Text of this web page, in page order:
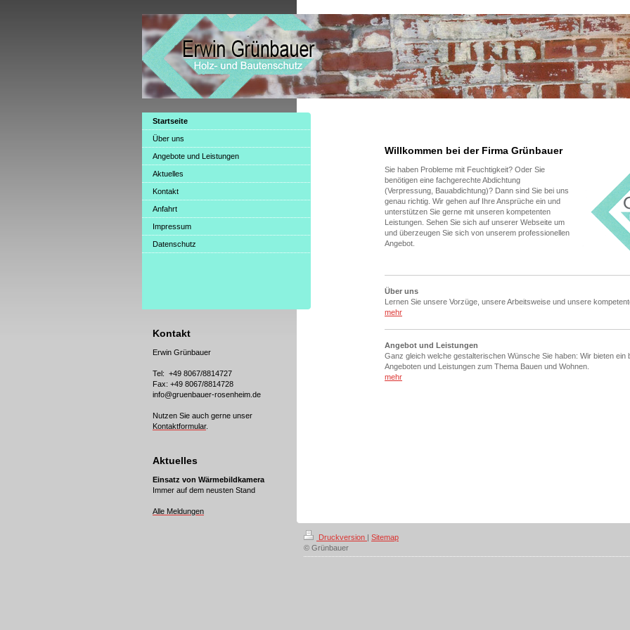
Willkommen bei der Firma Grünbauer
Sie haben Probleme mit Feuchtigkeit? Oder Sie
benötigen eine fachgerechte Abdichtung
(Verpressung, Bauabdichtung)? Dann sind Sie bei uns
genau richtig. Wir gehen auf Ihre Ansprüche ein und
unterstützen Sie gerne mit unseren kompetenten
Leistungen. Sehen Sie sich auf unserer Webseite um
und überzeugen Sie sich von unserem professionellen
Angebot.
Über uns
Lernen Sie unsere Vorzüge, unsere Arbeitsweise und unsere
mehr
Angebot und Leistungen
Ganz gleich welche gestalterischen Wünsche Sie haben: Wir bieten ein
Angeboten und Leistungen zum Thema Bauen und Wohnen.
mehr
Startseite
Über uns
Angebote und Leistungen
Aktuelles
Kontakt
Anfahrt
Impressum
Datenschutz
Kontakt
Erwin Grünbauer
Tel: +49 8067/8814727
Fax: +49 8067/8814728
info@gruenbauer-rosenheim.de
Nutzen Sie auch gerne unser
Kontaktformular.
Aktuelles
Einsatz von Wärmebildkamera
Immer auf dem neusten Stand
Alle Meldungen
Druckversion | Sitemap
© Grünbauer